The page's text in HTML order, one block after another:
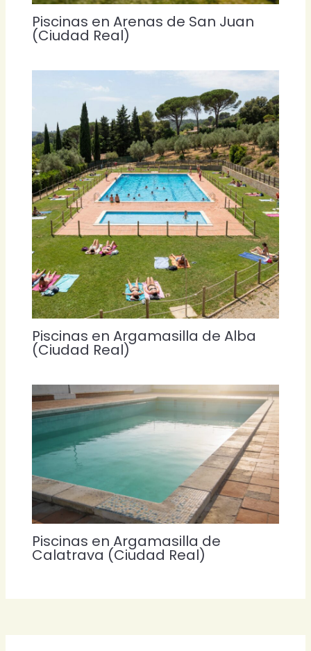
Piscinas en Arenas de San Juan
(Ciudad Real)
Piscinas en Argamasilla de Alba
(Ciudad Real)
Piscinas en Argamasilla de
Calatrava (Ciudad Real)